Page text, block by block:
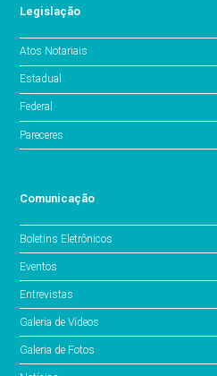
Legislação
Atos Notariais
Estadual
Federal
Pareceres
Comunicação
Boletins Eletrônicos
Eventos
Entrevistas
Galeria de Vídeos
Galeria de Fotos